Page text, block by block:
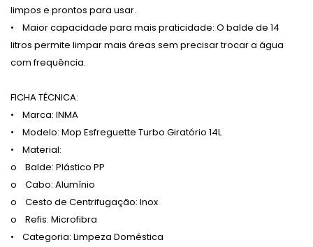
limpos e prontos para usar.
• Maior capacidade para mais praticidade: O balde de 14
litros permite limpar mais áreas sem precisar trocar a água
com frequência.
FICHA TÉCNICA:
• Marca: INMA
• Modelo: Mop Esfreguette Turbo Giratório 14L
• Material:
o Balde: Plástico PP
o Cabo: Alumínio
o Cesto de Centrifugação: Inox
o Refis: Microfibra
• Categoria: Limpeza Doméstica